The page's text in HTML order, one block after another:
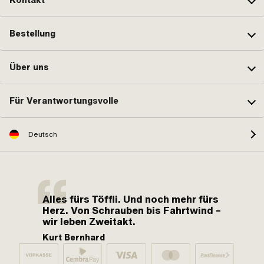
Bestellung
Über uns
Für Verantwortungsvolle
Deutsch
Alles fürs Töffli. Und noch mehr fürs
Herz. Von Schrauben bis Fahrtwind –
wir leben Zweitakt.
Kurt Bernhard